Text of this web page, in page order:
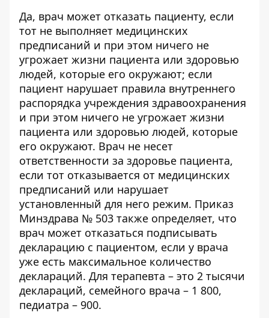
Да, врач может отказать пациенту, если
тот не выполняет медицинских
предписаний и при этом ничего не
угрожает жизни пациента или здоровью
людей, которые его окружают; если
пациент нарушает правила внутреннего
распорядка учреждения здравоохранения
и при этом ничего не угрожает жизни
пациента или здоровью людей, которые
его окружают. Врач не несет
ответственности за здоровье пациента,
если тот отказывается от медицинских
предписаний или нарушает
установленный для него режим. Приказ
Минздрава № 503 также определяет, что
врач может отказаться подписывать
декларацию с пациентом, если у врача
уже есть максимальное количество
деклараций. Для терапевта – это 2 тысячи
деклараций, семейного врача – 1 800,
педиатра – 900.